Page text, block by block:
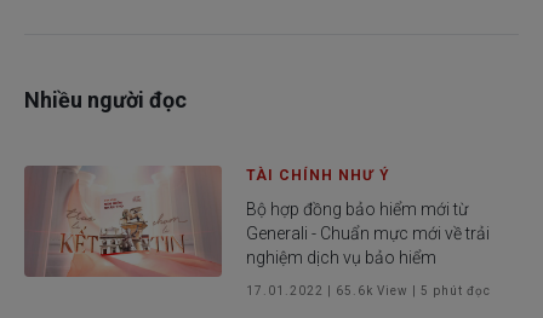
Nhiều người đọc
TÀI CHÍNH NHƯ Ý
Bộ hợp đồng bảo hiểm mới từ
Generali - Chuẩn mực mới về trải
nghiệm dịch vụ bảo hiểm
17.01.2022 65.6k View |5 phút đọc